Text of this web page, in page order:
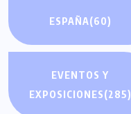
ESPAÑA(60)
EVENTOS Y
EXPOSICIONES(285)